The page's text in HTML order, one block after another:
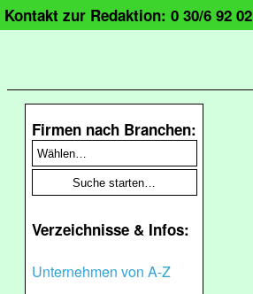
Kontakt zur Redaktion: 0 30/6 92
Firmen nach Branchen:
Verzeichnisse & Infos:
Unternehmen von A-Z